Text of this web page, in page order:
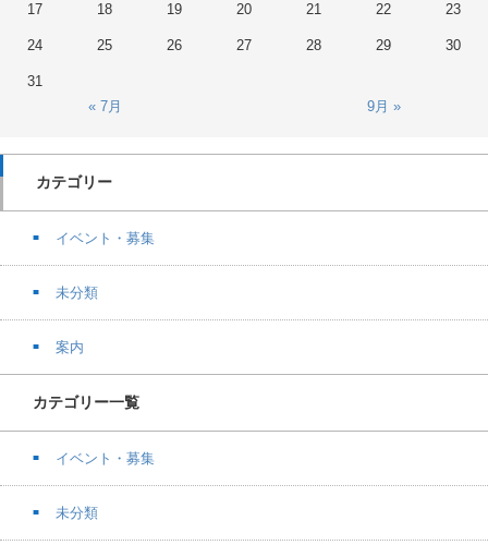
17 18 19 20 21 22 23
24 25 26 27 28 29 30
31
« 7月
9月 »
カテゴリー
イベント・募集
未分類
案内
カテゴリー一覧
イベント・募集
未分類